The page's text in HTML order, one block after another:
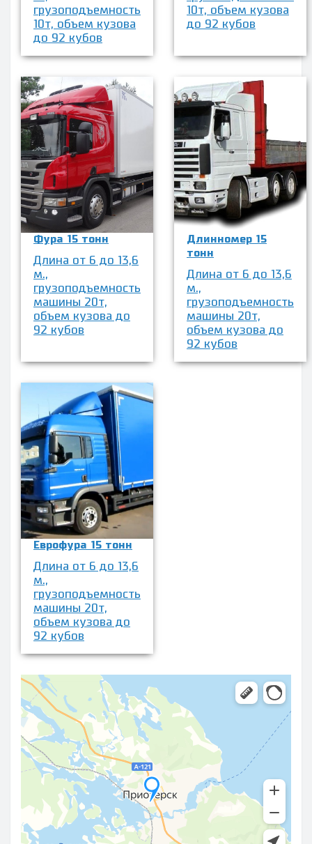
грузоподъемность
10т, объем кузова
до 92 кубов
10т, объем кузова
до 92 кубов
Фура 15 тонн
Длина от 6 до 13,6
м.,
грузоподъемность
машины 20т,
объем кузова до
92 кубов
Длинномер 15
тонн
Длина от 6 до 13,6
м.,
грузоподъемность
машины 20т,
объем кузова до
92 кубов
Еврофура 15 тонн
Длина от 6 до 13,6
м.,
грузоподъемность
машины 20т,
объем кузова до
92 кубов